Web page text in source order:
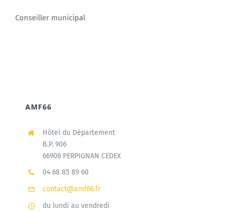
Conseiller municipal
AMF66
Hôtel du Département
B.P. 906
66906 PERPIGNAN CEDEX
04 68 85 89 60
contact@amf66.fr
du lundi au vendredi